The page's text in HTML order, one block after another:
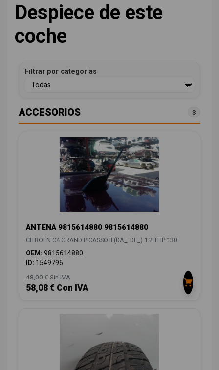
Despiece de este
coche
Filtrar por categorías
ACCESORIOS 3
ANTENA 9815614880 9815614880
CITROËN C4 GRAND PICASSO II (DA_, DE_) 1.2 THP 130
OEM: 9815614880
ID: 1549796
48,00 € Sin IVA
58,08 € Con IVA